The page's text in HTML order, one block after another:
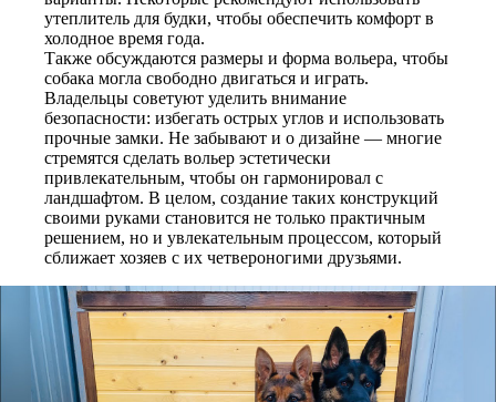
утеплитель для будки, чтобы обеспечить комфорт в
холодное время года.
Также обсуждаются размеры и форма вольера, чтобы
собака могла свободно двигаться и играть.
Владельцы советуют уделить внимание
безопасности: избегать острых углов и использовать
прочные замки. Не забывают и о дизайне — многие
стремятся сделать вольер эстетически
привлекательным, чтобы он гармонировал с
ландшафтом. В целом, создание таких конструкций
своими руками становится не только практичным
решением, но и увлекательным процессом, который
сближает хозяев с их четвероногими друзьями.